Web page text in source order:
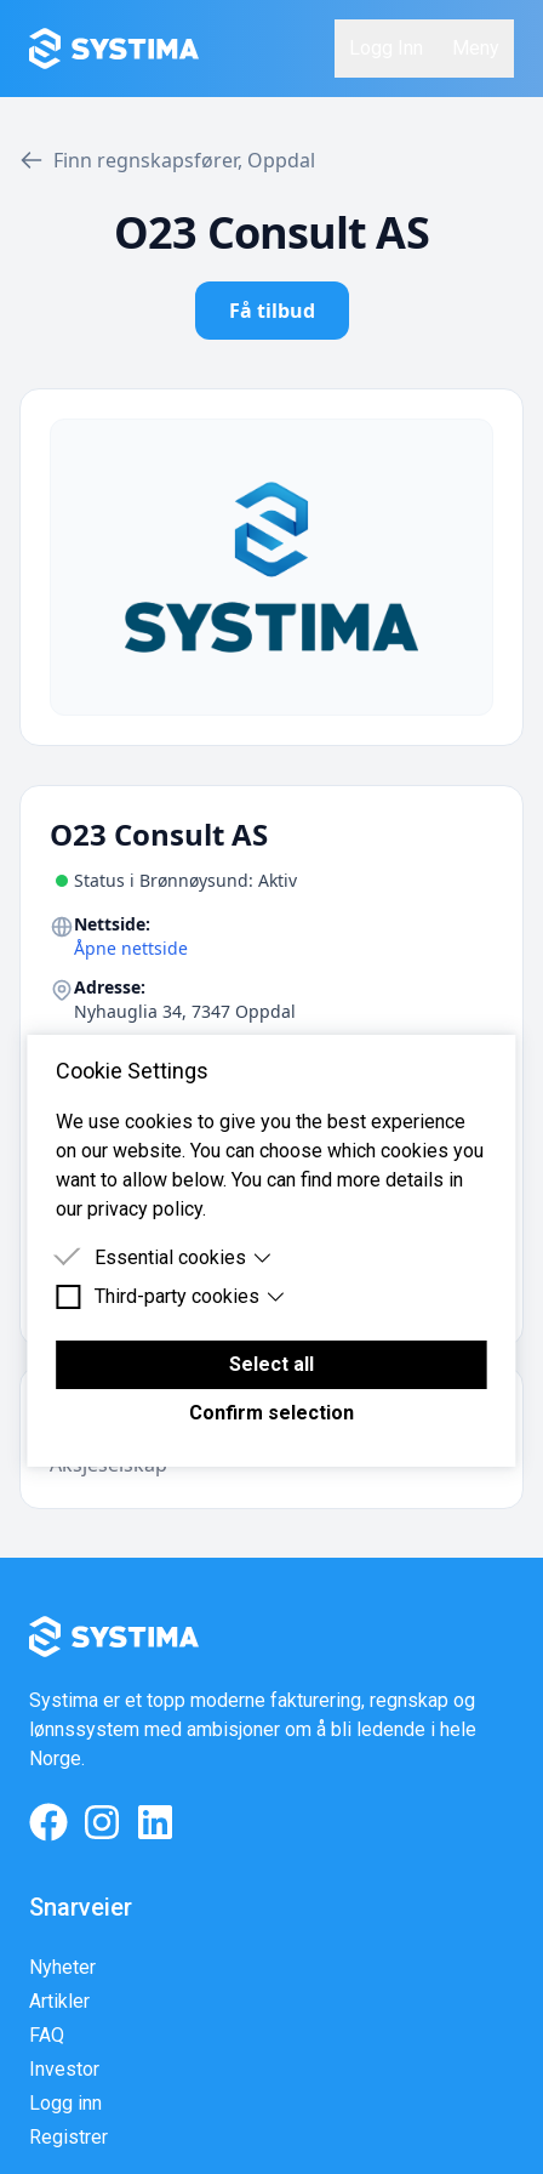
Finn regnskapsfører, Oppdal
O23 Consult AS
Få tilbud
O23 Consult AS
Status i Brønnøysund: Aktiv
Nettside:
Åpne nettside
Adresse:
Nyhauglia 34, 7347 Oppdal
lars@o23.no
Telefon:
Mobil:
473 72 212
med organisasjonsnummer
Om regnskapsbyrået
Aksjeselskap
Cookie Settings
We use cookies to give you the best experience
on our website. You can choose which cookies you
want to allow below. You can find more details in
our privacy policy.
Essential cookies
Essential cookies are cookies that are needed for
Third-party cookies
Third-party cookies are cookies set by third-party
software to enable features such as Google
Maps.
Select all
Confirm selection
Systima er et topp moderne fakturering, regnskap og
lønnssystem med ambisjoner om å bli ledende i hele
Norge.
Snarveier
Nyheter
Artikler
FAQ
Investor
Logg inn
Registrer